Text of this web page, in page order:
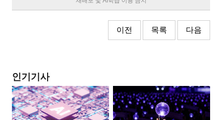
이전 목록 다음
인기기사